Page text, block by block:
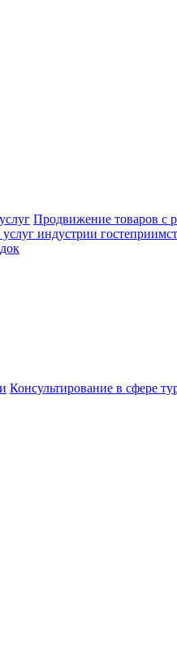
Продвижение товаров с
индустрии
Консультирование в сфере